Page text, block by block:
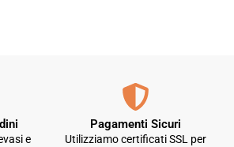
e
Pagamenti Sicuri
Utilizziamo certificati SSL per